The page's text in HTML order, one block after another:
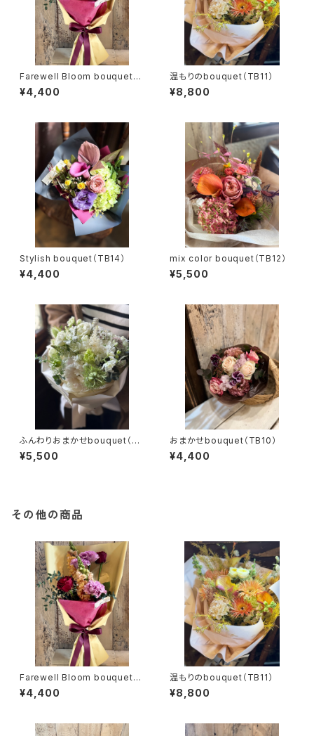
Farewell Bloom bouquet
（TB15）
¥4,400
温もりのbouquet（TB11）
¥8,800
Stylish bouquet（TB14）
¥4,400
mix color bouquet（TB12）
¥5,500
ふんわりおまかせbouquet（M
B1）
¥5,500
おまかせbouquet（TB10）
¥4,400
その他の商品
Farewell Bloom bouquet
（TB15）
¥4,400
温もりのbouquet（TB11）
¥8,800